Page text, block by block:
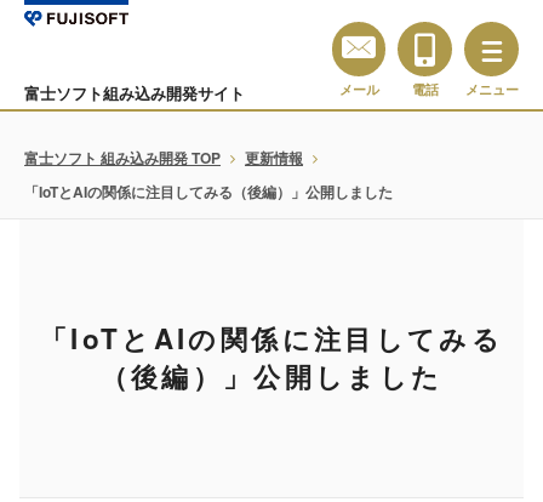
富士ソフト組み込み開発サイト メール 電話 メニュー
富士ソフト 組み込み開発 TOP
更新情報
「IoTとAIの関係に注目してみる（後編）」公開しました
「IoTとAIの関係に注目してみる
（後編）」公開しました